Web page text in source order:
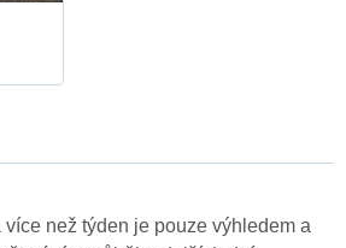
než týden je pouze výhledem a